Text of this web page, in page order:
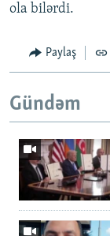
ola bilərdi.
Paylaş
Gündəm